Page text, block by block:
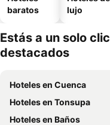
baratos
lujo
Estás a un solo
destacados
Hoteles en Cuenca
Hoteles en Tonsupa
Hoteles en Baños